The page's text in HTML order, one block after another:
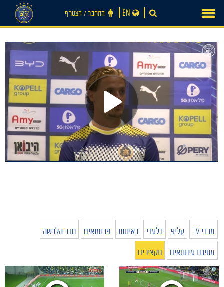
content
התחבר ‪/‬ הצטרף EN
מכבי TV קליפ בלעדי ראיונות פרומואים
חדר הלבשה
מסיבת עיתונאים
תקצירים